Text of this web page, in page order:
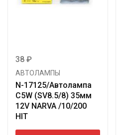
38 ₽
АВТОЛАМПЫ
N-17125/Автолампа
C5W (SV8.5/8) 35мм
12V NARVA /10/200
HIT